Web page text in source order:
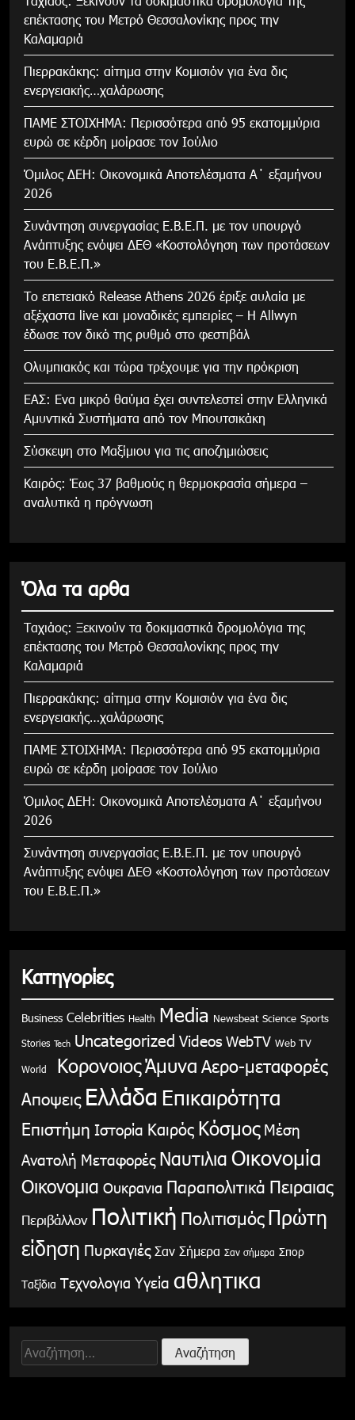
επέκτασης του Μετρό Θεσσαλονίκης προς την
Καλαμαριά
Πιερρακάκης: αίτημα στην Κομισιόν για ένα δις
ενεργειακής…χαλάρωσης
ΠΑΜΕ ΣΤΟΙΧΗΜΑ: Περισσότερα από 95 εκατομμύρια
ευρώ σε κέρδη μοίρασε τον Ιούλιο
Όμιλος ΔΕΗ: Οικονομικά Αποτελέσματα Α΄ εξαμήνου
2026
Συνάντηση συνεργασίας Ε.Β.Ε.Π. με τον υπουργό
Ανάπτυξης ενόψει ΔΕΘ «Κοστολόγηση των προτάσεων
του Ε.Β.Ε.Π.»
Το επετειακό Release Athens 2026 έριξε αυλαία με
αξέχαστα live και μοναδικές εμπειρίες – Η Allwyn
έδωσε τον δικό της ρυθμό στο φεστιβάλ
Ολυμπιακός και τώρα τρέχουμε για την πρόκριση
ΕΑΣ: Ενα μικρό θαύμα έχει συντελεστεί στην Ελληνικά
Αμυντικά Συστήματα από τον Μπουτσικάκη
Σύσκεψη στο Μαξίμιου για τις αποζημιώσεις
Καιρός: Έως 37 βαθμούς η θερμοκρασία σήμερα –
αναλυτικά η πρόγνωση
Όλα τα αρθα
Tαχιάος: Ξεκινούν τα δοκιμαστικά δρομολόγια της
επέκτασης του Μετρό Θεσσαλονίκης προς την
Καλαμαριά
Πιερρακάκης: αίτημα στην Κομισιόν για ένα δις
ενεργειακής…χαλάρωσης
ΠΑΜΕ ΣΤΟΙΧΗΜΑ: Περισσότερα από 95 εκατομμύρια
ευρώ σε κέρδη μοίρασε τον Ιούλιο
Όμιλος ΔΕΗ: Οικονομικά Αποτελέσματα Α΄ εξαμήνου
2026
Συνάντηση συνεργασίας Ε.Β.Ε.Π. με τον υπουργό
Ανάπτυξης ενόψει ΔΕΘ «Κοστολόγηση των προτάσεων
του Ε.Β.Ε.Π.»
Κατηγορίες
Business Celebrities Health Media Newsbeat Science Sports
Stories Tech Uncategorized Videos WebTV Web TV
World ΚορονοιοςΆμυνα Αερο-μεταφορές
Αποψεις Ελλάδα Επικαιρότητα
Επιστήμη Ιστορία Καιρός Κόσμος Μέση
Ανατολή Μεταφορές Ναυτιλια Οικονομία
Οικονομια Ουκρανια Παραπολιτικά Πειραιας
Περιβάλλον Πολιτική Πολιτισμός Πρώτη
είδηση Πυρκαγιές Σαν Σήμερα Σαν σήμερα Σπορ
Ταξίδια Τεχνολογια Υγεία αθλητικα
Αναζήτηση
για: